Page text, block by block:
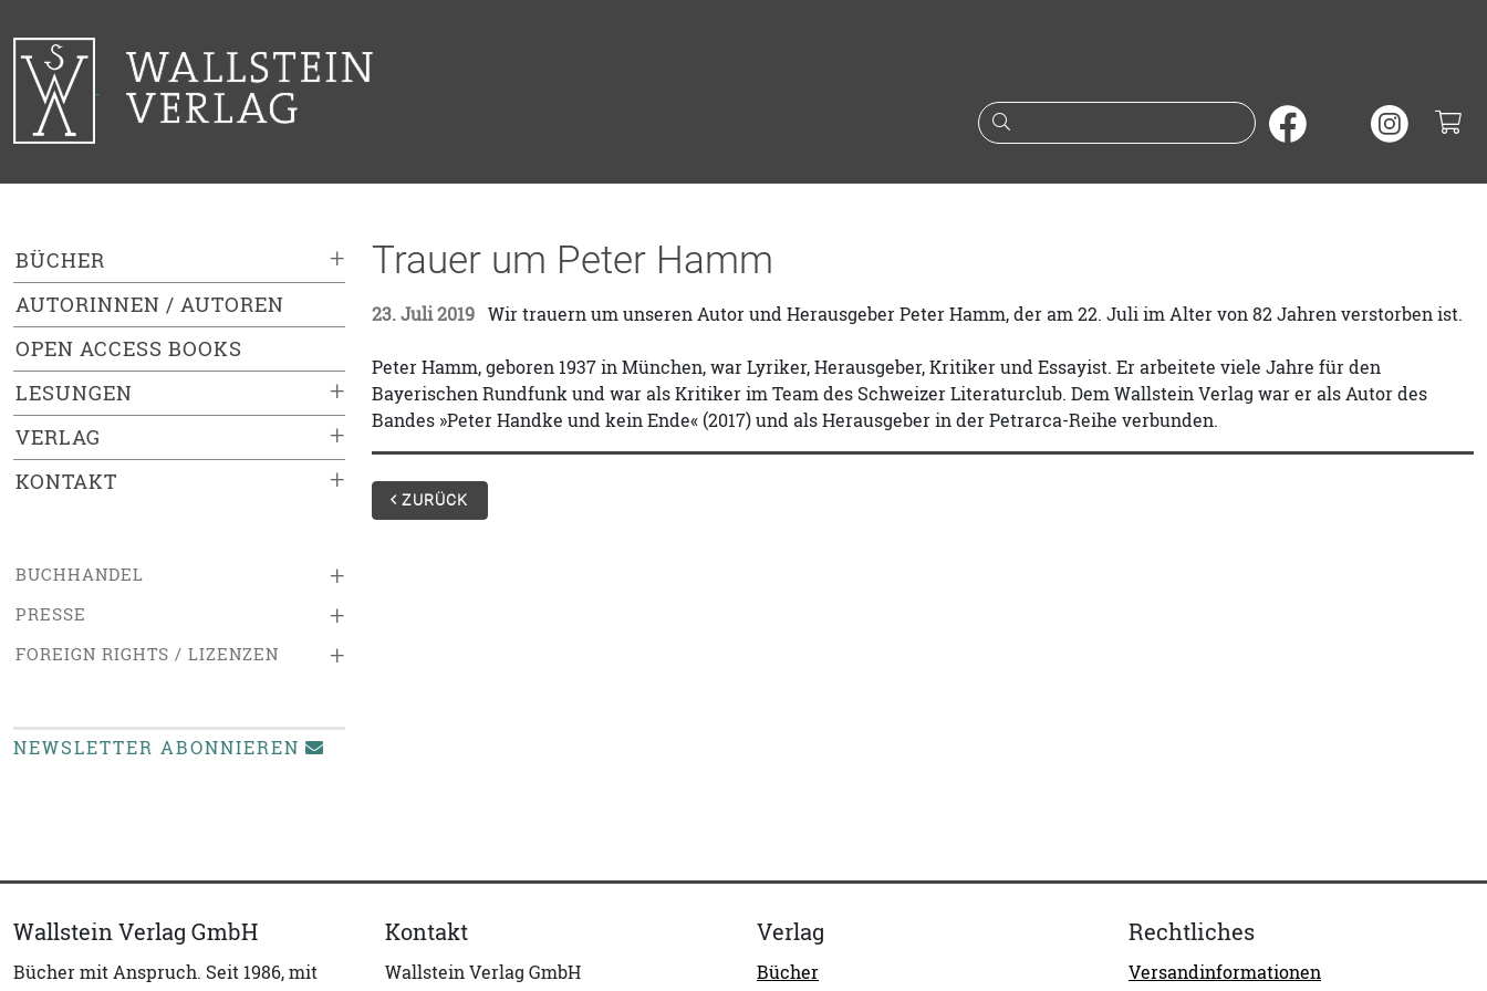
Suche nach Büchern oder
+
BÜCHER
AUTORINNEN / AUTOREN
OPEN ACCESS BOOKS
+
LESUNGEN
+
VERLAG
+
KONTAKT
+
BUCHHANDEL
+
PRESSE
+
FOREIGN RIGHTS / LIZENZEN
NEWSLETTER ABONNIEREN
Trauer um Peter Hamm
23. Juli 2019 Wir trauern um unseren Autor und Herausgeber Peter Hamm, der am 22. Juli im Alter von 82 Jahren verstorben ist.
Peter Hamm, geboren 1937 in München, war Lyriker, Herausgeber, Kritiker und Essayist. Er arbeitete viele Jahre für den
Bayerischen Rundfunk und war als Kritiker im Team des Schweizer Literaturclub. Dem Wallstein Verlag war er als Autor des
Bandes »Peter Handke und kein Ende« (2017) und als Herausgeber in der Petrarca-Reihe verbunden.
ZURÜCK
Wallstein Verlag GmbH
Bücher mit Anspruch. Seit 1986, mit
Kontakt
Wallstein Verlag GmbH
Verlag
Bücher
Rechtliches
Versandinformationen